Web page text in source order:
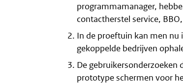
programmamanager,
contactherstel service,
In de proeftuin kan men nu
gekoppelde bedrijven
De gebruikersonderzoeken
prototype schermen voor